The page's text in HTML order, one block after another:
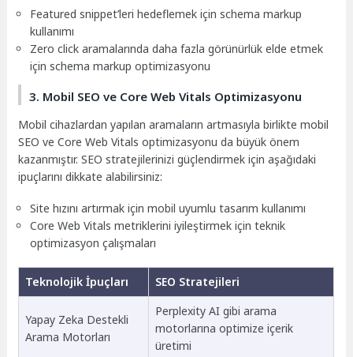
Featured snippet’leri hedeflemek için schema markup
kullanımı
Zero click aramalarında daha fazla görünürlük elde etmek
için schema markup optimizasyonu
3. Mobil SEO ve Core Web Vitals Optimizasyonu
Mobil cihazlardan yapılan aramaların artmasıyla birlikte mobil
SEO ve Core Web Vitals optimizasyonu da büyük önem
kazanmıştır. SEO stratejilerinizi güçlendirmek için aşağıdaki
ipuçlarını dikkate alabilirsiniz:
Site hızını artırmak için mobil uyumlu tasarım kullanımı
Core Web Vitals metriklerini iyileştirmek için teknik
optimizasyon çalışmaları
Teknolojik İpuçları SEO Stratejileri
Yapay Zeka Destekli
Arama Motorları
Perplexity AI gibi arama
motorlarına optimize içerik
üretimi